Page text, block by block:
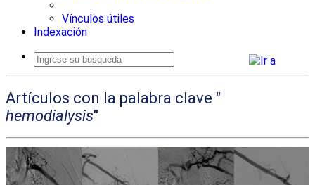
Vínculos útiles
Indexación
Artículos con la palabra clave "
hemodialysis"